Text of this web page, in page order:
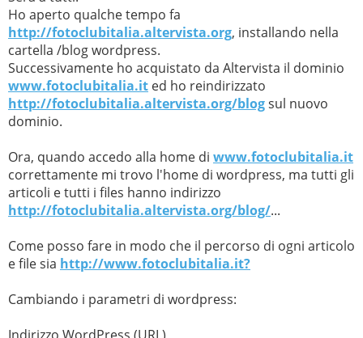
Ho aperto qualche tempo fa
http://fotoclubitalia.altervista.org, installando nella
cartella /blog wordpress.
Successivamente ho acquistato da Altervista il dominio
www.fotoclubitalia.it ed ho reindirizzato
http://fotoclubitalia.altervista.org/blogsul nuovo
dominio.
Ora, quando accedo alla home di www.fotoclubitalia.it
correttamente mi trovo l'home di wordpress, ma tutti gli
articoli e tutti i files hanno indirizzo
http://fotoclubitalia.altervista.org/blog/...
Come posso fare in modo che il percorso di ogni articolo
e file sia http://www.fotoclubitalia.it?
Cambiando i parametri di wordpress: